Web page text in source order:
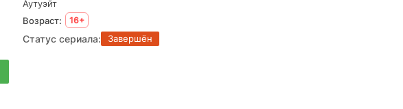
Аутуэйт
Возраст:
16+
Статус сериала: Завершён